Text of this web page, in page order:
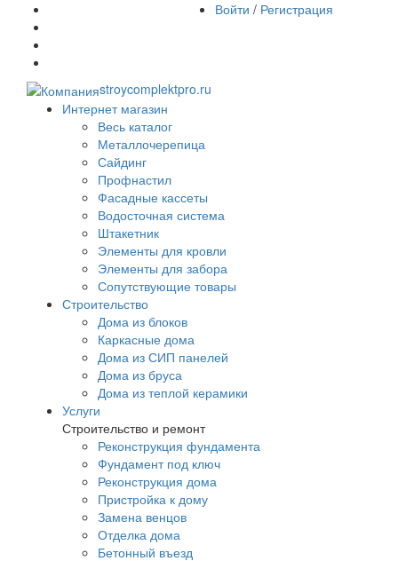
Войти / Регистрация
stroycomplektpro.ru
Интернет магазин
Весь каталог
Металлочерепица
Сайдинг
Профнастил
Фасадные кассеты
Водосточная система
Штакетник
Элементы для кровли
Элементы для забора
Сопутствующие товары
Строительство
Дома из блоков
Каркасные дома
Дома из СИП панелей
Дома из бруса
Дома из теплой керамики
Услуги
Строительство и ремонт
Реконструкция фундамента
Фундамент под ключ
Реконструкция дома
Пристройка к дому
Замена венцов
Отделка дома
Бетонный въезд